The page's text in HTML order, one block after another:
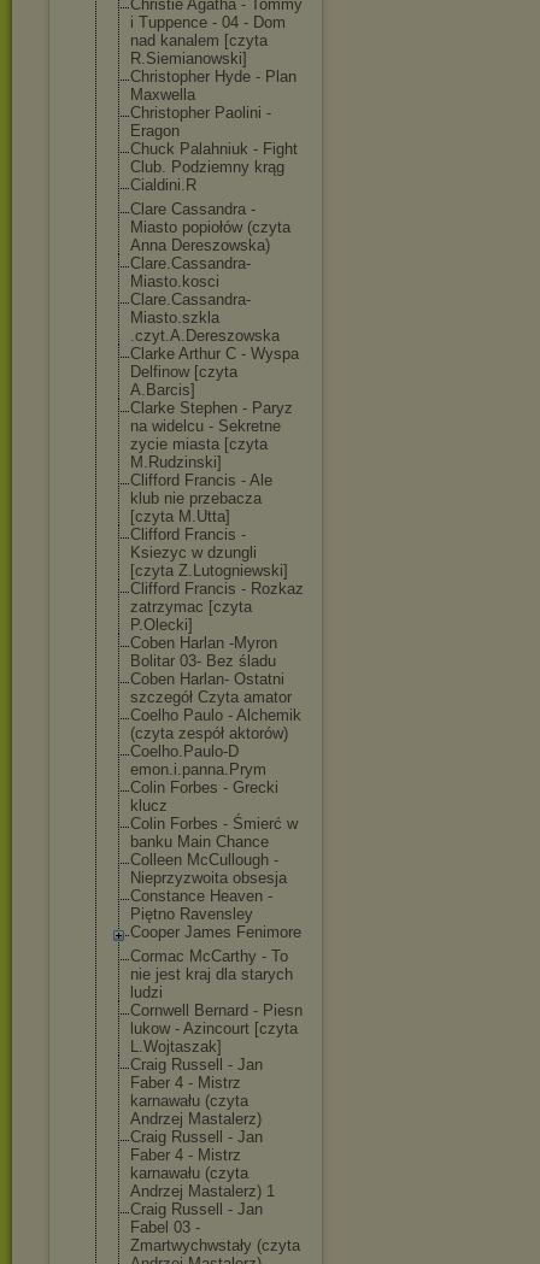
Christie Agatha - Tommy
i Tuppence - 04 - Dom
nad kanalem [czyta
R.Siemianowski]
Christopher Hyde - Plan
Maxwella
Christopher Paolini -
Eragon
Chuck Palahniuk - Fight
Club. Podziemny krąg
Cialdini.R
Clare Cassandra -
Miasto popiołów (czyta
Anna Dereszowska)
Clare.Cassandra-
Miasto.kosci
Clare.Cassandra-
Miasto.szkla
.czyt.A.Dereszowska
Clarke Arthur C - Wyspa
Delfinow [czyta
A.Barcis]
Clarke Stephen - Paryz
na widelcu - Sekretne
zycie miasta [czyta
M.Rudzinski]
Clifford Francis - Ale
klub nie przebacza
[czyta M.Utta]
Clifford Francis -
Ksiezyc w dzungli
[czyta Z.Lutogniewski]
Clifford Francis - Rozkaz
zatrzymac [czyta
P.Olecki]
Coben Harlan -Myron
Bolitar 03- Bez śladu
Coben Harlan- Ostatni
szczegół Czyta amator
Coelho Paulo - Alchemik
(czyta zespół aktorów)
Coelho.Paulo-D
emon.i.panna.Prym
Colin Forbes - Grecki
klucz
Colin Forbes - Śmierć w
banku Main Chance
Colleen McCullough -
Nieprzyzwoita obsesja
Constance Heaven -
Piętno Ravensley
Cooper James Fenimore
Cormac McCarthy - To
nie jest kraj dla starych
ludzi
Cornwell Bernard - Piesn
lukow - Azincourt [czyta
L.Wojtaszak]
Craig Russell - Jan
Faber 4 - Mistrz
karnawału (czyta
Andrzej Mastalerz)
Craig Russell - Jan
Faber 4 - Mistrz
karnawału (czyta
Andrzej Mastalerz) 1
Craig Russell - Jan
Fabel 03 -
Zmartwychwstały (czyta